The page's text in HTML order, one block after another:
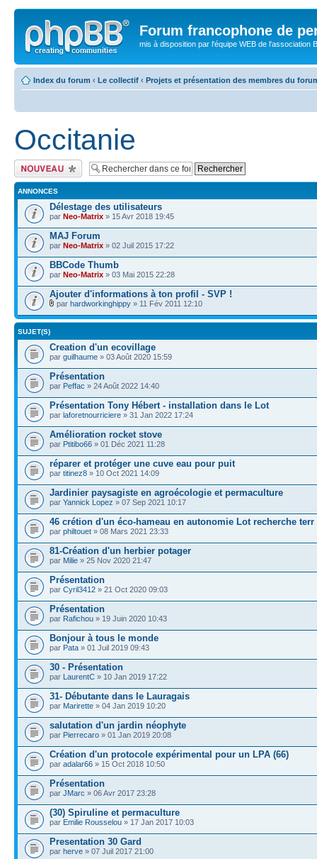
Forum francophone de
mis à disposition par l'équipe WEB de l'association
Index du forum ‹ Le collectif ‹ Projets et présentation des membres du
Occitanie
Publier un nouveau
sujet
ANNONCES
Délestage des utilisateurs
par Neo-Matrix » 15 Avr 2018 19:45
MAJ Forum
par Neo-Matrix » 02 Juil 2015 17:22
BBCode Thumb
par Neo-Matrix » 03 Mai 2015 22:28
Ajouter d'informations à ton profil - SVP !
par hardworkinghippy » 11 Fév 2011 12:10
SUJET(S)
Creation d'un ecovillage
par guilhaume » 03 Août 2020 15:59
Présentation
par Peffac » 24 Août 2022 14:40
Présentation Tony Hébert - installation dans le Lot
par laforetnourriciere » 31 Jan 2022 17:24
Amélioration rocket stove
par Ptitibo66 » 01 Déc 2021 11:28
réparer et protéger une cuve eau pour puit
par titinez8 » 10 Oct 2021 14:09
Jardinier paysagiste en agroécologie et permaculture
par Yannick Lopez » 07 Sep 2021 10:17
46 crétion d'un éco-hameau en autonomie Lot recherche terr
par philtouet » 08 Mars 2021 23:33
81-Création d'un herbier potager
par Milie » 25 Nov 2020 21:47
Présentation
par Cyril3412 » 21 Oct 2020 09:03
Présentation
par Rafichou » 19 Juin 2020 10:43
Bonjour à tous le monde
par Pata » 01 Juil 2019 09:43
30 - Présentation
par LaurentC » 10 Jan 2019 17:22
31- Débutante dans le Lauragais
par Marirette » 04 Jan 2019 10:20
salutation d'un jardin néophyte
par Pierrecaro » 01 Jan 2019 20:08
Création d'un protocole expérimental pour un LPA (66)
par adalar66 » 15 Oct 2018 10:50
Présentation
par JMarc » 06 Avr 2017 23:28
(30) Spiruline et permaculture
par Emilie Rousselou » 17 Jan 2017 10:03
Presentation 30 Gard
par herve » 07 Juil 2017 21:00